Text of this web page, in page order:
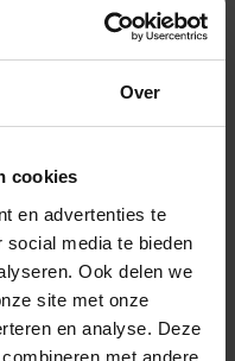
Over
cookies
en advertenties te
media te bieden
Ook delen we
site met onze
en analyse. Deze
met andere